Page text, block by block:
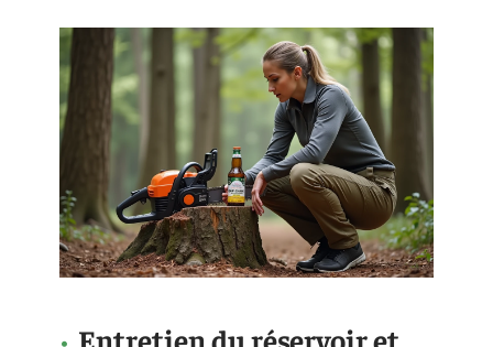
Entretien du réservoir et